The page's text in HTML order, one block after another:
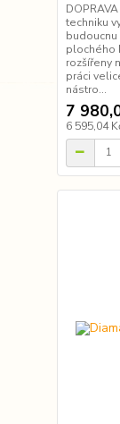
techniku
budoucnu
plochého
rozšířeny
práci
nástro...
7
6 595,04